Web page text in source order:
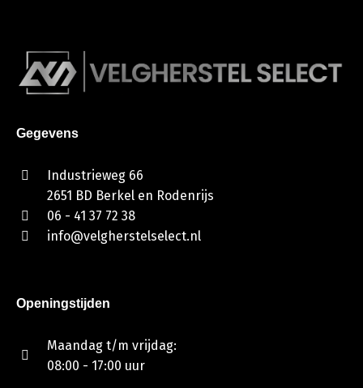
Gegevens
Industrieweg 66
2651 BD Berkel en Rodenrijs
06 - 41 37 72 38
info@velgherstelselect.nl
Openingstijden
Maandag t/m vrijdag:
08:00 - 17:00 uur